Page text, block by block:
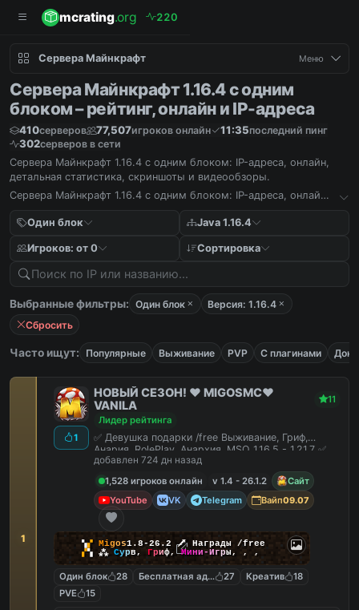
mcrating.org 220
Сервера Майнкрафт Меню
Сервера Майнкрафт 1.16.4 с одним
блоком – рейтинг, онлайн и IP-адреса
410серверов 77,507игроков онлайн 11:35последний пинг
302серверов в сети
Сервера Майнкрафт 1.16.4 с одним блоком: IP-адреса, онлайн,
детальная статистика, скриншоты и видеообзоры.
Сервера Майнкрафт 1.16.4 с одним блоком: IP-адреса, онлайн,
Один блок
Java 1.16.4
Игроков: от 0 Сортировка
Выбранные фильтры: Один блок
Версия: 1.16.4
Сбросить
Часто ищут: Популярные Выживание PVP С плагинами
1
1
НОВЫЙ СЕЗОН! ❤️ MIGOSMC❤️
VANILA
11
Лидер рейтинга
✅ Девушка подарки /free Выживание, Гриф,
Анария, RolePlay, Анархия, MSO 1.16.5 - 1.21.7 ✅
добавлен 724 дн назад
1,528 игроков онлайн
v 1.4 - 26.1.2
Сайт
YouTube
VK Telegram Вайп09.07
▚▞ Migos1.8-26.2🗡 Награды /free
▞▚ ⁂ Сурв, Гриф,Мини-Игры, , ,
Один блок 28 Бесплатная админка
27 Креатив
18
PVE
15